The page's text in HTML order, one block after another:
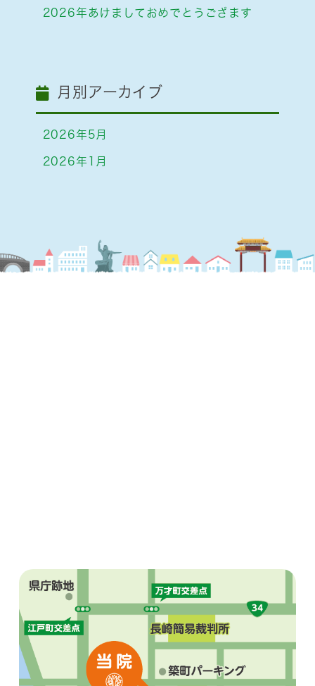
2026年あけましておめでとうござます
月別アーカイブ
2026年5月
2026年1月